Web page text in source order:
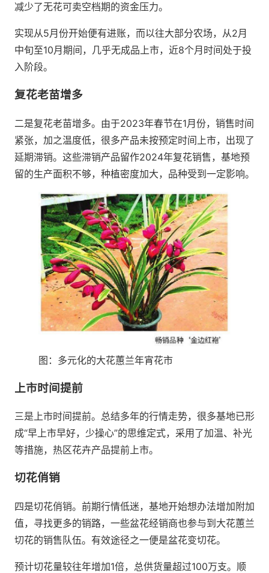
减少了无花可卖空档期的资金压力。
实现从5月份开始便有进账，而以往大部分农场，从2月
中旬至10月期间，几乎无成品上市，近8个月时间处于投
入阶段。
复花老苗增多
二是复花老苗增多。由于2023年春节在1月份，销售时间
紧张，加之温度低，很多产品未按预定时间上市，出现了
延期滞销。这些滞销产品留作2024年复花销售，基地预
留的生产面积不够，种植密度加大，品种受到一定影响。
图：多元化的大花蕙兰年宵花市
上市时间提前
三是上市时间提前。总结多年的行情走势，很多基地已形
成“早上市早好，少操心”的思维定式，采用了加温、补光
等措施，热区花卉产品提前上市。
切花俏销
四是切花俏销。前期行情低迷，基地开始想办法增加附加
值，寻找更多的销路，一些盆花经销商也参与到大花蕙兰
切花的销售队伍。有效途径之一便是盆花变切花。
预计切花量较往年增加1倍，总供货量超过100万支。顺